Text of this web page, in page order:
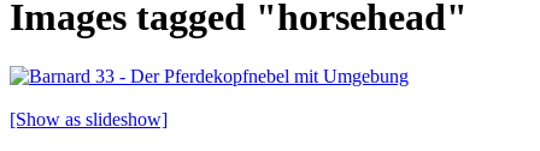
Images tagged "horsehead"
[Show as slideshow]